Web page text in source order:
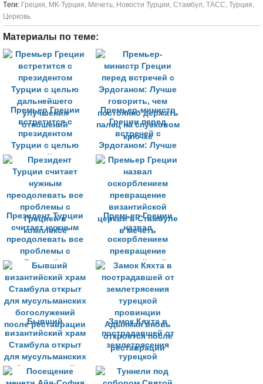
Tеги: Греция, МК-Турция, Мечеть, Новости Турции, Стамбул, ТАСС, Турция,
Церковь
Материалы по теме:
Премьер Греции
встретится с
президентом
Турции с целью
дальнейшего
улучшения
отношений
Премьер-министр
Греции перед
встречей с
Эрдоганом: Лучше
говорить, чем
постоянно держать
палец на спусковом
крючке
Президент Турции
считает нужным
преодолевать все
проблемы с
Грецией в
комплексе
Премьер Греции
назвал
оскорблением
превращение
византийской
церкви в Стамбуле
в мечеть
Бывший
византийский храм
Стамбула открыт
для мусульманских
богослужений
после реставрации
Замок Кяхта в
пострадавшей от
землетрясения
турецкой
провинции
Адыяман вновь